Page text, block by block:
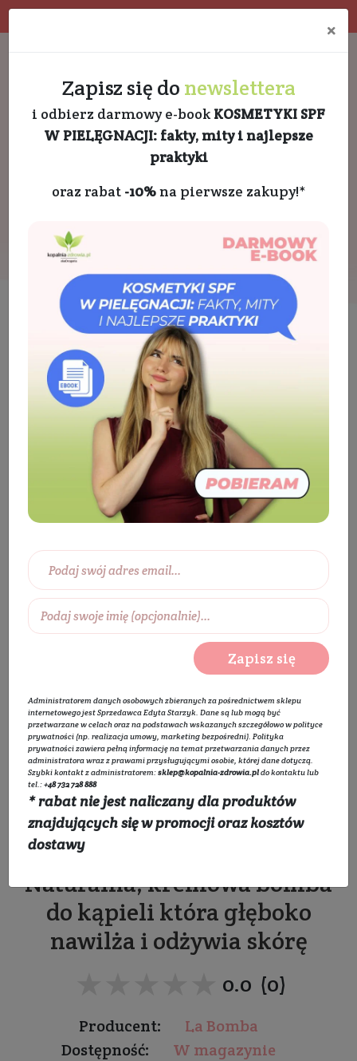
Kosmetyki Ciało
do kąpieli
Kremowa kula do kąpieli - Creamers
Kremowa kula do kąpieli
- Creamers Amalfi
Naturalna, kremowa bomba
do kąpieli która głęboko
nawilża i odżywia skórę
0.0 (0)
Producent:
La Bomba
Dostępność:
W magazynie
×
Zapisz się do newslettera
i odbierz darmowy e-book KOSMETYKI SPF
W PIELĘGNACJI: fakty, mity i najlepsze
praktyki
oraz rabat -10%na pierwsze zakupy!*
Zapisz się
Administratorem danych osobowych zbieranych za pośrednictwem sklepu
internetowego jest Sprzedawca Edyta Starzyk. Dane są lub mogą być
przetwarzane w celach oraz na podstawach wskazanych szczegółowo wpolityce
prywatności (np. realizacja umowy, marketing bezpośredni). Polityka
prywatnościzawiera pełną informację na temat przetwarzania danych przez
administratora wraz z prawami przysługującymi osobie, której dane dotyczą.
Szybki kontakt z administratorem:sklep@kopalnia-zdrowia.pldo kontaktu lub
tel.:+48 732 728 888
* rabat nie jest naliczany dla produktów
znajdujących się w promocji oraz kosztów
dostawy